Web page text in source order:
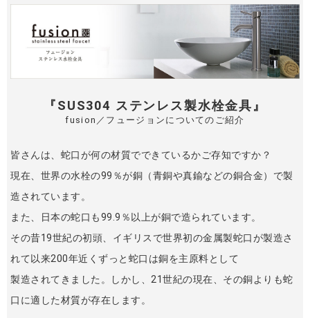
『SUS304 ステンレス製水栓金具』
fusion／フュージョンについてのご紹介
皆さんは、蛇口が何の材質でできているかご存知ですか？
現在、世界の水栓の99％が銅（青銅や真鍮などの銅合金）で製
造されています。
また、日本の蛇口も99.9％以上が銅で造られています。
その昔19世紀の初頭、イギリスで世界初の金属製蛇口が製造さ
れて以来200年近くずっと蛇口は銅を主原料として
製造されてきました。しかし、21世紀の現在、その銅よりも蛇
口に適した材質が存在します。